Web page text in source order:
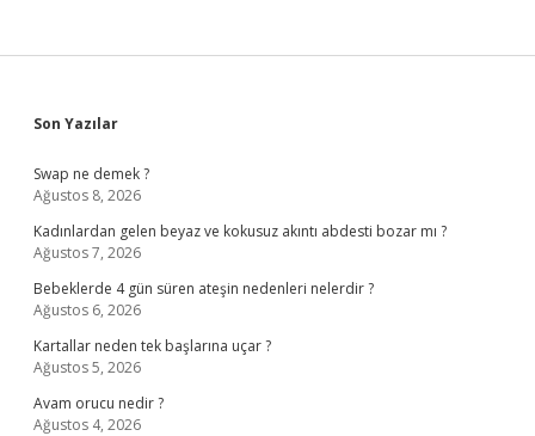
Sidebar
Son Yazılar
Swap ne demek ?
Ağustos 8, 2026
Kadınlardan gelen beyaz ve kokusuz akıntı abdesti bozar mı ?
Ağustos 7, 2026
Bebeklerde 4 gün süren ateşin nedenleri nelerdir ?
Ağustos 6, 2026
Kartallar neden tek başlarına uçar ?
Ağustos 5, 2026
Avam orucu nedir ?
Ağustos 4, 2026